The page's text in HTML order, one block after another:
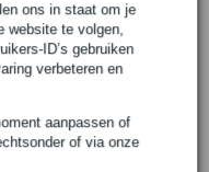
ons in staat om je
website te volgen,
ID’s gebruiken
verbeteren en
aanpassen of
of via onze